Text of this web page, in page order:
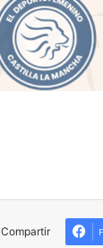
Compartir